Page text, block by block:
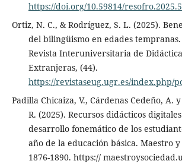
https://doi.org/10.59814/
Ortiz, N. C., & Rodríguez, S. L. (2025).
del bilingüismo en edades
Revista Interuniversitaria de
Extranjeras, (44).
https://revistaseug.ugr.es/index.php/
Padilla Chicaiza, V., Cárdenas Cedeño, A.
R. (2025). Recursos didácticos
desarrollo fonemático de los
año de la educación básica. Maestro y
1876-1890. https://